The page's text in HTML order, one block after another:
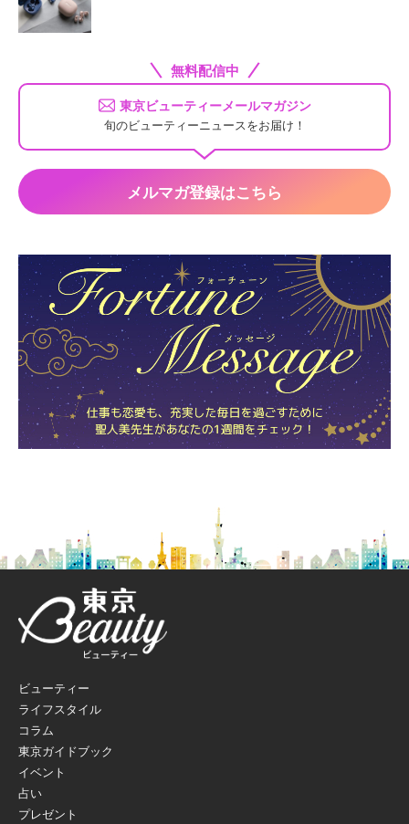
無料配信中
東京ビューティーメールマガジン
旬のビューティーニュースをお届け！
メルマガ登録はこちら
ビューティー
ライフスタイル
コラム
東京ガイドブック
イベント
占い
プレゼント